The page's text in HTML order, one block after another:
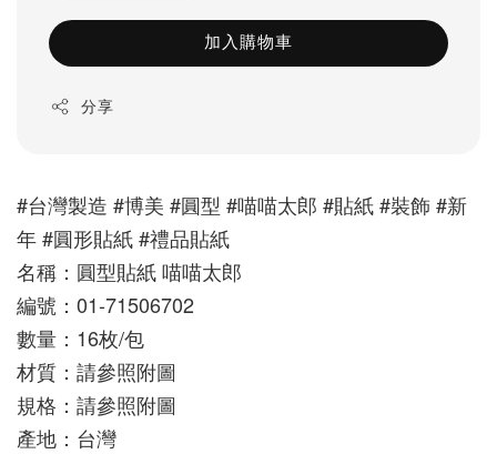
加入購物車
分享
#台灣製造 #博美 #圓型 #喵喵太郎 #貼紙 #裝飾 #新
年 #圓形貼紙 #禮品貼紙
名稱：圓型貼紙 喵喵太郎
編號：01-71506702
數量：16枚/包
材質：請參照附圖
規格：請參照附圖
產地：台灣